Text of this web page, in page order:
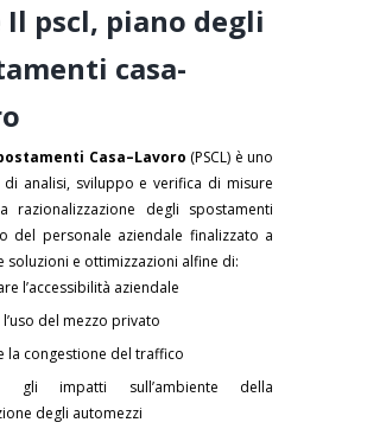
Il pscl, piano degli
casa-
Casa–Lavoro (PSCL) è uno
di analisi, sviluppo e verifica di misure
razionalizzazione degli spostamenti
del personale aziendale finalizzato a
soluzioni e ottimizzazioni alfine di:
l’accessibilità aziendale
del mezzo privato
la congestione del traffico
gli impatti sull’ambiente della
degli automezzi